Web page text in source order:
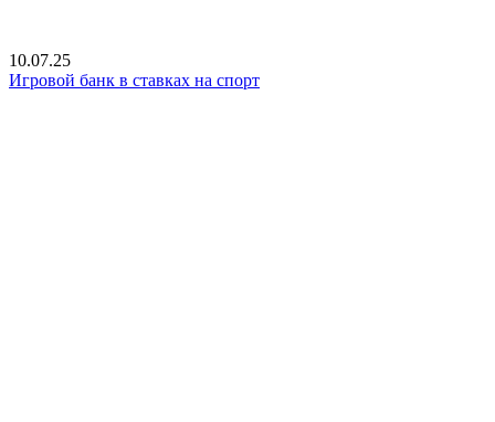
10.07.25
Игровой банк в ставках на спорт